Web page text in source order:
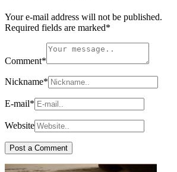
Your e-mail address will not be published.
Required fields are marked*
Comment*
Nickname*
E-mail*
Website